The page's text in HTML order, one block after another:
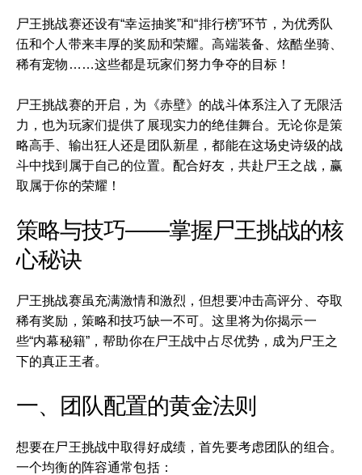
尸王挑战赛还设有“幸运抽奖”和“排行榜”环节，为优秀队
伍和个人带来丰厚的奖励和荣耀。高端装备、炫酷坐骑、
稀有宠物……这些都是玩家们努力争夺的目标！
尸王挑战赛的开启，为《赤壁》的战斗体系注入了无限活
力，也为玩家们提供了展现实力的绝佳舞台。无论你是策
略高手、输出狂人还是团队新星，都能在这场史诗级的战
斗中找到属于自己的位置。配合好友，共赴尸王之战，赢
取属于你的荣耀！
策略与技巧——掌握尸王挑战的核
心秘诀
尸王挑战赛虽充满激情和激烈，但想要冲击高评分、夺取
稀有奖励，策略和技巧缺一不可。这里将为你揭示一
些“内幕秘籍”，帮助你在尸王战中占尽优势，成为尸王之
下的真正王者。
一、团队配置的黄金法则
想要在尸王挑战中取得好成绩，首先要考虑团队的组合。
一个均衡的阵容通常包括：